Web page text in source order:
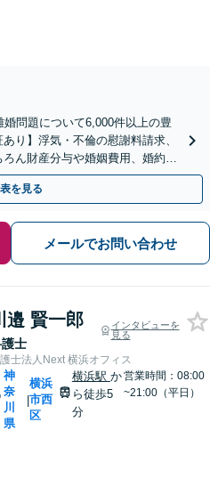
婚問題について6,000件以上の豊
り】浮気・不倫の慰謝料請求、
ん財産分与や婚姻費用、婚約破
績が豊富です。
を見る
メールでお問い合わせ
邉 賢一郎
士
インタビューを
見る
士法人Next 横浜オフィス
神
奈
川
県
|
横浜
市西
区
横浜駅 か
ら徒歩5
分
営業時間：08:00
~21:00（平日）